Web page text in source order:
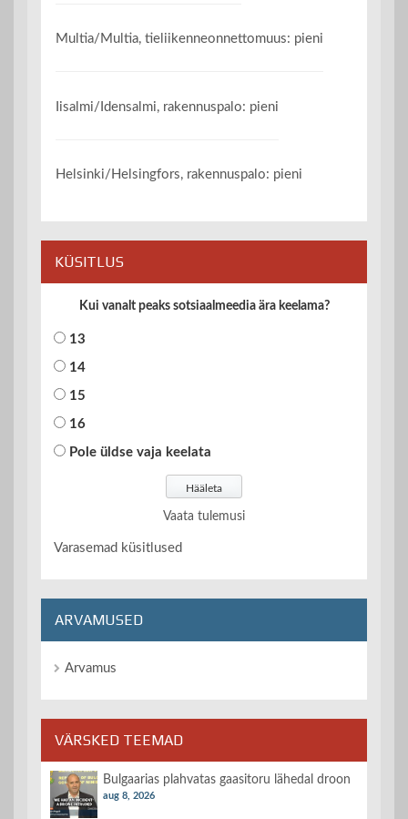
Multia/Multia, tieliikenneonnettomuus: pieni
Iisalmi/Idensalmi, rakennuspalo: pieni
Helsinki/Helsingfors, rakennuspalo: pieni
KÜSITLUS
Kui vanalt peaks sotsiaalmeedia ära keelama?
13
14
15
16
Pole üldse vaja keelata
Vaata tulemusi
Varasemad küsitlused
ARVAMUSED
Arvamus
VÄRSKED TEEMAD
Bulgaarias plahvatas gaasitoru lähedal droon
aug 8, 2026